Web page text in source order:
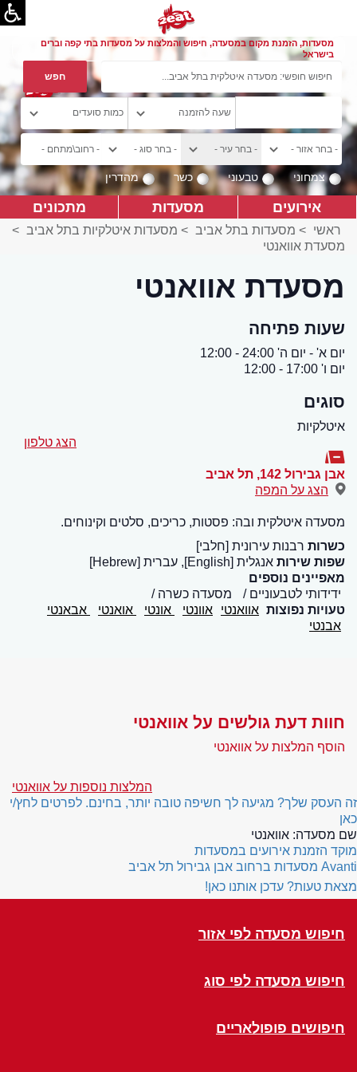
מסעדות, הזמנת מקום במסעדה, חיפוש והמלצות על מסעדות בתי קפה וברים
בישראל
צמחוני טבעוני כשר מהדרין
אירועים מסעדות מתכונים
ראשי > מסעדות בתל אביב > מסעדות איטלקיות בתל אביב >
מסעדת אוואנטי
מסעדת אוואנטי
שעות פתיחה
יום א' - יום ה' 24:00 - 12:00
יום ו' 17:00 - 12:00
סוגים
איטלקיות
הצג טלפון
אבן גבירול 142 , תל אביב
הצג על המפה
מסעדה איטלקית ובה: פסטות, כריכים, סלטים וקינוחים.
כשרות רבנות עירונית [חלבי]
שפות שירות אנגלית [English], עברית [Hebrew]
מאפיינים נוספים
ידידותי לטבעוניים
מסעדה כשרה
טעויות נפוצות אוואנטי אוונטי אונטי אואנטי
אבאנטי
אבנטי
חוות דעת גולשים על אוואנטי
הוסף המלצות על אוואנטי
המלצות נוספות על אוואנטי
זה העסק שלך? מגיעה לך חשיפה טובה יותר, בחינם. לפרטים לחץ/י
כאן
שם מסעדה: אוואנטי
מוקד הזמנת אירועים במסעדות
Avanti מסעדות ברחוב אבן גבירול תל אביב
מצאת טעות? עדכן אותנו כאן!
חיפוש מסעדה לפי אזור
חיפוש מסעדה לפי סוג
חיפושים פופולאריים